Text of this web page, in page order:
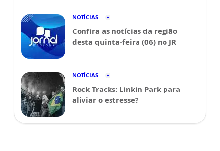
NOTÍCIAS
Confira as notícias da região
desta quinta-feira (06) no JR
NOTÍCIAS
Rock Tracks: Linkin Park para
aliviar o estresse?